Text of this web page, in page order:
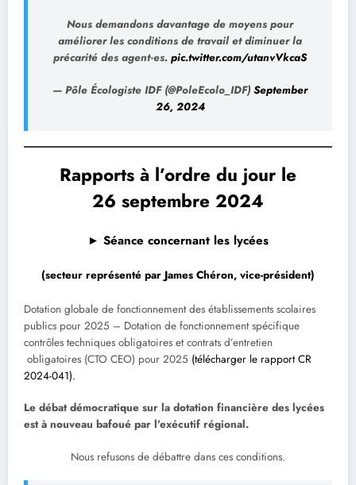
Nous demandons davantage de moyens pour
améliorer les conditions de travail et diminuer la
précarité des agent·es. pic.twitter.com/utanvVkcaS
— Pôle Écologiste IDF (@PoleEcolo_IDF) September
26, 2024
Rapports à l’ordre du jour le
26 septembre 2024
► Séance concernant les lycées
(secteur représenté par James Chéron, vice-président)
Dotation globale de fonctionnement des établissements scolaires
publics pour 2025 – Dotation de fonctionnement spécifique
contrôles techniques obligatoires et contrats d’entretien
obligatoires (CTO CEO) pour 2025 (télécharger le rapport CR
2024-041).
Le débat démocratique sur la dotation financière des lycées
est à nouveau bafoué par l’exécutif régional.
Nous refusons de débattre dans ces conditions.